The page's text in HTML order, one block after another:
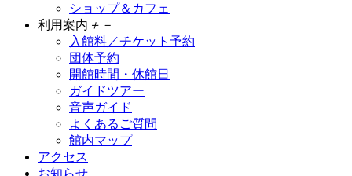
ショップ＆カフェ
利用案内 ＋ －
入館料／チケット予約
団体予約
開館時間・休館日
ガイドツアー
音声ガイド
よくあるご質問
館内マップ
アクセス